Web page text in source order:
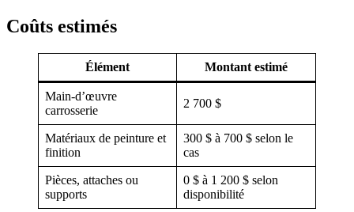
Coûts estimés
Élément Montant estimé
Main-d’œuvre
carrosserie
2 700 $
Matériaux de peinture et
finition
300 $ à 700 $ selon le
cas
Pièces, attaches ou
supports
0 $ à 1 200 $ selon
disponibilité